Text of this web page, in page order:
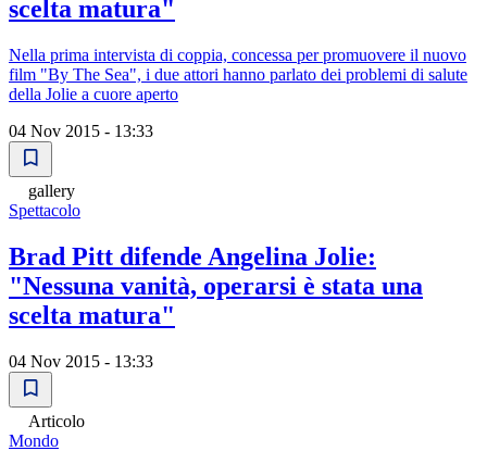
scelta matura"
Nella prima intervista di coppia, concessa per promuovere il nuovo
film "By The Sea", i due attori hanno parlato dei problemi di salute
della Jolie a cuore aperto
04 Nov 2015 - 13:33
gallery
Spettacolo
Brad Pitt difende Angelina Jolie:
"Nessuna vanità, operarsi è stata una
scelta matura"
04 Nov 2015 - 13:33
Articolo
Mondo